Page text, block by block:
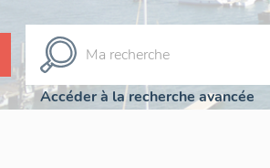
Accéder à la recherche avancée